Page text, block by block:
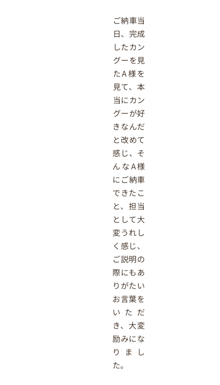
ご納車当
日、完成
したカン
グーを見
たA様を
見て、本
当にカン
グーが好
きなんだ
と改めて
感じ、そ
んなA様
にご納車
できたこ
と、担当
として大
変うれし
く感じ、
ご説明の
際にもあ
りがたい
お言葉を
いただ
き、大変
励みにな
りまし
た。